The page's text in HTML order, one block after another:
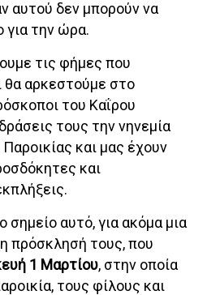
αυτού δεν μπορούν να
για την ώρα.
τις φήμες που
θα αρκεστούμε στο
του Καΐρου
τους την νηνεμία
και μας έχουν
και
σημείο αυτό, για ακόμα μια
πρόσκλησή τους, που
1 Μαρτίου, στην οποία
τους φίλους και